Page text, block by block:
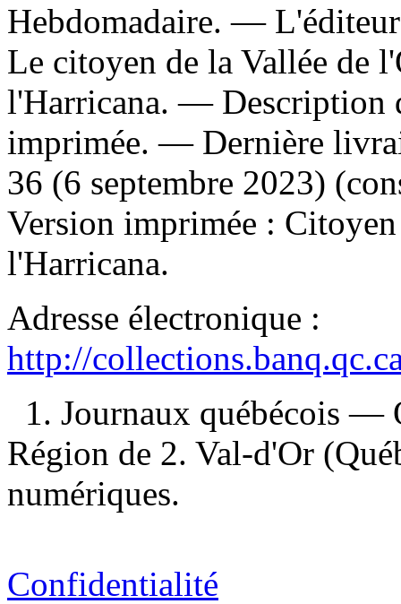
Hebdomadaire. —
Le citoyen de la Vallée de
l'Harricana. — Description
imprimée. — Dernière
36 (6 septembre 2023)
Version imprimée :
l'Harricana.
Adresse électronique :
http://
1. Journaux québécois
Région de 2. Val-d'Or
numériques.
Confidentialité